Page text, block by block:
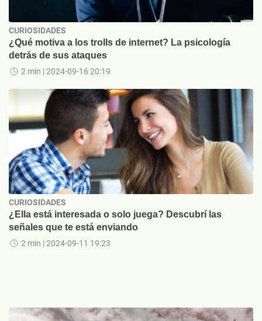
CURIOSIDADES
¿Qué motiva a los trolls de internet? La psicología
detrás de sus ataques
2 min | 2024-09-16 20:19
CURIOSIDADES
¿Ella está interesada o solo juega? Descubrí las
señales que te está enviando
2 min | 2024-09-11 19:23